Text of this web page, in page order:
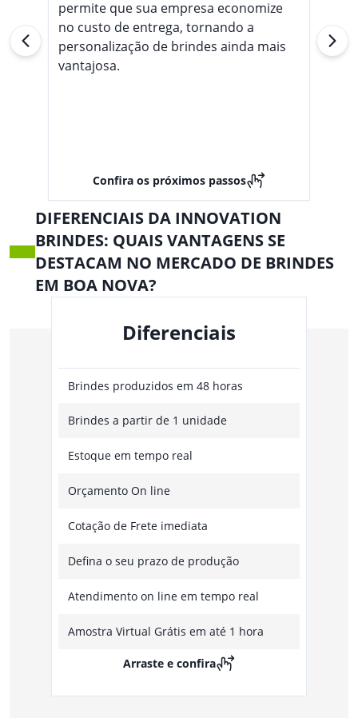
permite que sua empresa economize
no custo de entrega, tornando a
personalização de brindes ainda mais
vantajosa.
Confira os próximos passos
DIFERENCIAIS DA INNOVATION
BRINDES: QUAIS VANTAGENS SE
DESTACAM NO MERCADO DE BRINDES
EM BOA NOVA?
Diferenciais
Brindes produzidos em 48 horas
Brindes a partir de 1 unidade
Estoque em tempo real
Orçamento On line
Cotação de Frete imediata
Defina o seu prazo de produção
Atendimento on line em tempo real
Amostra Virtual Grátis em até 1 hora
Arraste e confira